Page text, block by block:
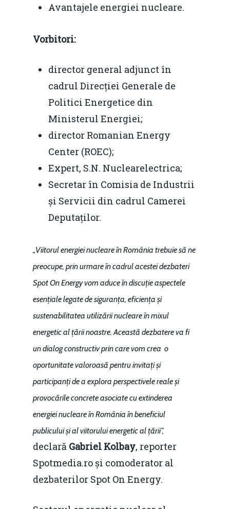
Avantajele energiei nucleare.
Vorbitori:
director general adjunct în
cadrul Direcției Generale de
Politici Energetice din
Ministerul Energiei;
director Romanian Energy
Center (ROEC);
Expert, S.N. Nuclearelectrica;
Secretar în Comisia de Industrii
și Servicii din cadrul Camerei
Deputaților.
„Viitorul energiei nucleare în România trebuie să ne
preocupe, prin urmare în cadrul acestei dezbateri
Spot On Energy vom aduce în discuție aspectele
esențiale legate de siguranța, eficiența și
sustenabilitatea utilizării nucleare în mixul
energetic al țării noastre. Această dezbatere va fi
un dialog constructiv prin care vom crea o
oportunitate valoroasă pentru invitați și
participanți de a explora perspectivele reale și
provocările concrete asociate cu extinderea
energiei nucleare în România în beneficiul
publicului și al viitorului energetic al țării”,
declară Gabriel Kolbay, reporter
Spotmedia.ro și comoderator al
dezbaterilor Spot On Energy.